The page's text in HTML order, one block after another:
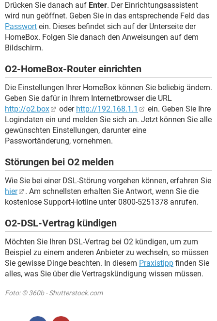
Drücken Sie danach auf Enter. Der Einrichtungsassistent
wird nun geöffnet. Geben Sie in das entsprechende Feld das
Passwort ein. Dieses befindet sich auf der Unterseite der
HomeBox. Folgen Sie danach den Anweisungen auf dem
Bildschirm.
O2-HomeBox-Router einrichten
Die Einstellungen Ihrer HomeBox können Sie beliebig ändern.
Geben Sie dafür in Ihrem Internetbrowser die URL
http://o2.box
oder http://192.168.1.1
ein. Geben Sie Ihre
Logindaten ein und melden Sie sich an. Jetzt können Sie alle
gewünschten Einstellungen, darunter eine
Passwortänderung, vornehmen.
Störungen bei O2 melden
Wie Sie bei einer DSL-Störung vorgehen können, erfahren Sie
hier
. Am schnellsten erhalten Sie Antwort, wenn Sie die
kostenlose Support-Hotline unter 0800-5251378 anrufen.
O2-DSL-Vertrag kündigen
Möchten Sie Ihren DSL-Vertrag bei O2 kündigen, um zum
Beispiel zu einem anderen Anbieter zu wechseln, so müssen
Sie gewisse Dinge beachten. In diesem Praxistipp finden Sie
alles, was Sie über die Vertragskündigung wissen müssen.
Foto: © 360b - Shutterstock.com